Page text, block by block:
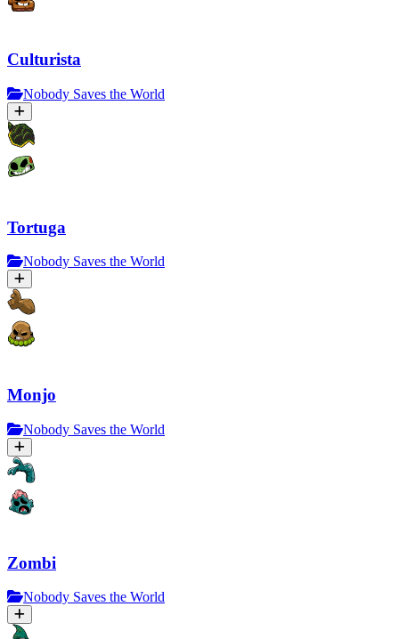
Culturista
Nobody Saves the World
Tortuga
Nobody Saves the World
Monjo
Nobody Saves the World
Zombi
Nobody Saves the World